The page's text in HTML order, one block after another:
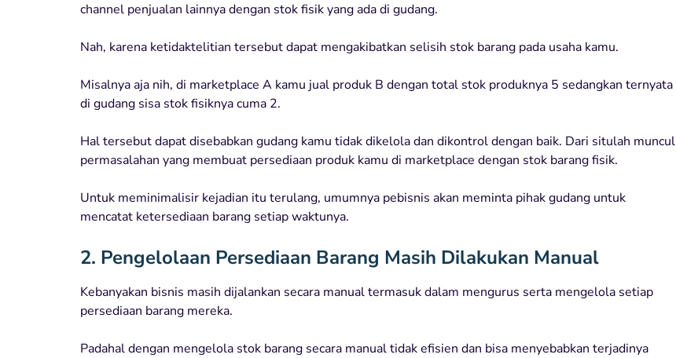
channel penjualan lainnya dengan stok fisik yang ada di gudang.
Nah, karena ketidaktelitian tersebut dapat mengakibatkan selisih stok barang pada usaha kamu.
Misalnya aja nih, di marketplace A kamu jual produk B dengan total stok produknya 5 sedangkan ternyata
di gudang sisa stok fisiknya cuma 2.
Hal tersebut dapat disebabkan gudang kamu tidak dikelola dan dikontrol dengan baik. Dari situlah muncul
permasalahan yang membuat persediaan produk kamu di marketplace dengan stok barang fisik.
Untuk meminimalisir kejadian itu terulang, umumnya pebisnis akan meminta pihak gudang untuk
mencatat ketersediaan barang setiap waktunya.
2. Pengelolaan Persediaan Barang Masih Dilakukan Manual
Kebanyakan bisnis masih dijalankan secara manual termasuk dalam mengurus serta mengelola setiap
persediaan barang mereka.
Padahal dengan mengelola stok barang secara manual tidak efisien dan bisa menyebabkan terjadinya